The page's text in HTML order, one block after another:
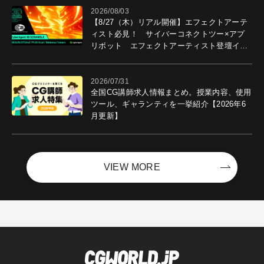
2026/08/03
【8/27（木）リアル開催】エフェクトアーテ
ィスト必見！ サイバーコネクトツー×アプ
リボット エフェクトアーティスト登壇イベ
2026/07/31
全国CG講師求人情報まとめ。授業内容、使用
ツール、ギャランティを一挙紹介【2026年6
月更新】
VIEW MORE